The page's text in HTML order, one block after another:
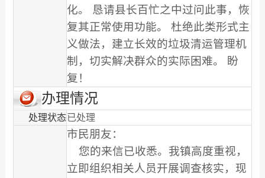
化。 恳请县长百忙之中过问此事，恢
复其正常使用功能。 杜绝此类形式主
义做法，建立长效的垃圾清运管理机
制，切实解决群众的实际困难。 盼
复！
办理情况
处理状态已处理
市民朋友：
您的来信已收悉。我镇高度重视，
立即组织相关人员开展调查核实，现